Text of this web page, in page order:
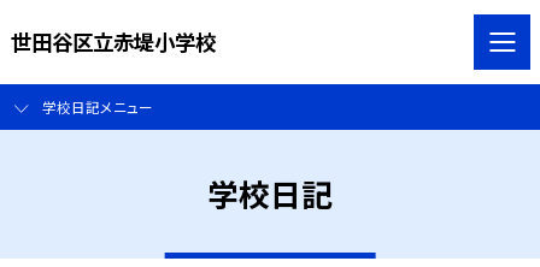
世田谷区立赤堤小学校
学校日記メニュー
学校日記